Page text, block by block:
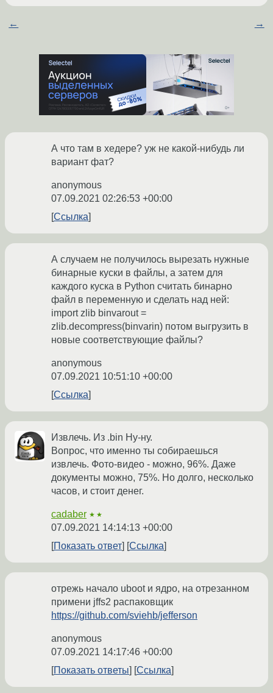
← →
А что там в хедере? уж не какой-нибудь ли
вариант фат?
anonymous
07.09.2021 02:26:53 +00:00
Ссылка
А случаем не получилось вырезать нужные
бинарные куски в файлы, а затем для
каждого куска в Python считать бинарно
файл в переменную и сделать над ней:
import zlib binvarout =
zlib.decompress(binvarin) потом выгрузить в
новые соответствующие файлы?
anonymous
07.09.2021 10:51:10 +00:00
Ссылка
Извлечь. Из .bin Ну-ну.
Вопрос, что именно ты собираешься
извлечь. Фото-видео - можно, 96%. Даже
документы можно, 75%. Но долго, несколько
часов, и стоит денег.
cadaber ★★
07.09.2021 14:14:13 +00:00
Показать ответ
Ссылка
отрежь начало uboot и ядро, на отрезанном
примени jffs2 распаковщик
https://github.com/sviehb/jefferson
anonymous
07.09.2021 14:17:46 +00:00
Показать ответы
Ссылка